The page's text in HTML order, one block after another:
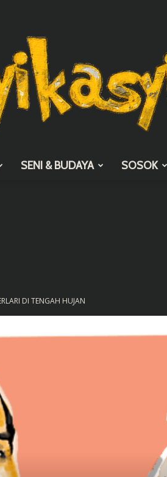
SENI & BUDAYA SOSOK
DI TENGAH HUJAN